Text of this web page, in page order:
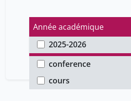
Année académique
2025-2026
Type de document
conference
cours